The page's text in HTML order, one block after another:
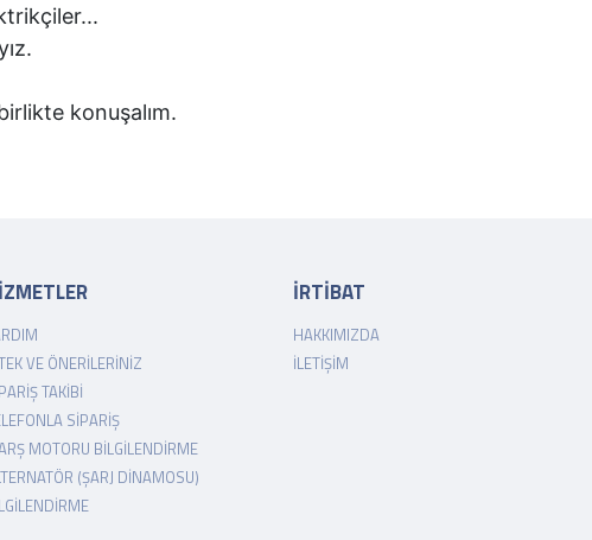
konuşalım.
VE ÖNERILERINIZ
TAKIBI
SIPARIŞ
MOTORU BILGILENDIRME
(ŞARJ DINAMOSU)
İRTİBAT
HAKKIMIZDA
İLETIŞIM